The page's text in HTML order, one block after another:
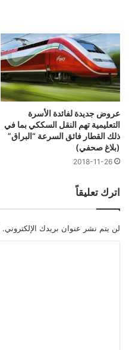
عروض جديدة لفائدة الأسرة
التعليمية تهم النقل السككي بما في
ذلك القطار فائق السرعة “البراق”
(بلاغ صحفي)
2018-11-26
اترك تعليقاً
لن يتم نشر عنوان بريدك الإلكتروني.